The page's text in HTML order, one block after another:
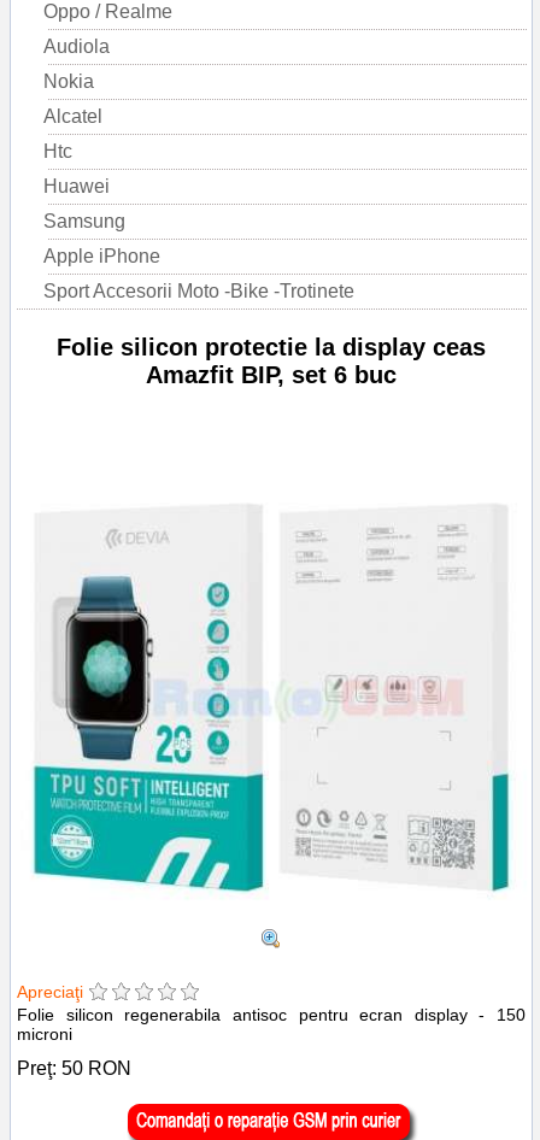
Oppo / Realme
Audiola
Nokia
Alcatel
Htc
Huawei
Samsung
Apple iPhone
Sport Accesorii Moto -Bike -Trotinete
Folie silicon protectie la display ceas
Amazfit BIP, set 6 buc
Apreciaţi
Folie silicon regenerabila antisoc pentru ecran display - 150
microni
Preţ: 50 RON